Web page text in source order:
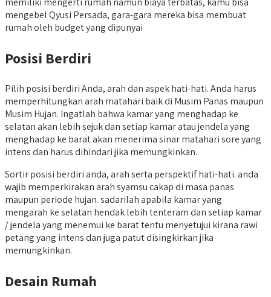
mengebel Qyusi Persada, gara-gara mereka bisa membuat
rumah oleh budget yang dipunyai
Posisi Berdiri
Pilih posisi berdiri Anda, arah dan aspek hati-hati. Anda harus
memperhitungkan arah matahari baik di Musim Panas maupun
Musim Hujan. Ingatlah bahwa kamar yang menghadap ke
selatan akan lebih sejuk dan setiap kamar atau jendela yang
menghadap ke barat akan menerima sinar matahari sore yang
intens dan harus dihindari jika memungkinkan.
Sortir posisi berdiri anda, arah serta perspektif hati-hati. anda
wajib memperkirakan arah syamsu cakap di masa panas
maupun periode hujan. sadarilah apabila kamar yang
mengarah ke selatan hendak lebih tenteram dan setiap kamar
/ jendela yang menemui ke barat tentu menyetujui kirana rawi
petang yang intens dan juga patut disingkirkan jika
memungkinkan.
Desain Rumah